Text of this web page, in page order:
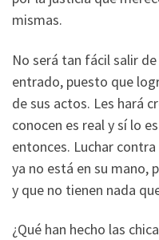
mismas.
No será tan fácil salir
entrado, puesto que
de sus actos. Les hará
conocen es real y sí lo
entonces. Luchar
ya no está en su mano,
y que no tienen nada
¿Qué han hecho las